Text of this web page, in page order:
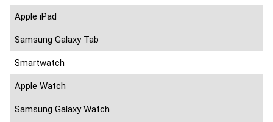
Apple iPad
Samsung Galaxy Tab
Smartwatch
Apple Watch
Samsung Galaxy Watch